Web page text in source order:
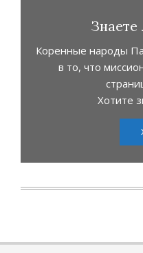
Знаете
Коренные народы
в то, что
Хотите